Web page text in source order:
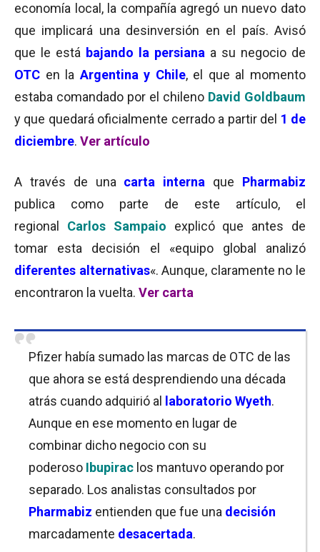
economía local, la compañía agregó un nuevo dato
que implicará una desinversión en el país. Avisó
que le está bajando la persiana a su negocio de
OTC en la Argentina y Chile, el que al momento
estaba comandado por el chileno David Goldbaum
y que quedará oficialmente cerrado a partir del 1 de
diciembre. Ver artículo
A través de una carta interna que Pharmabiz
publica como parte de este artículo, el
regional Carlos Sampaio
explicó que antes de
tomar esta decisión el «equipo global analizó
diferentes alternativas«. Aunque, claramente no le
encontraron la vuelta. Ver carta
Pfizer había sumado las marcas de OTC de las
que ahora se está desprendiendo una década
atrás cuando adquirió al
laboratorio Wyeth.
Aunque en ese momento en lugar de
combinar dicho negocio con su
poderoso Ibupirac los mantuvo operando por
separado. Los analistas consultados por
Pharmabiz entienden que fue una decisión
marcadamente desacertada.